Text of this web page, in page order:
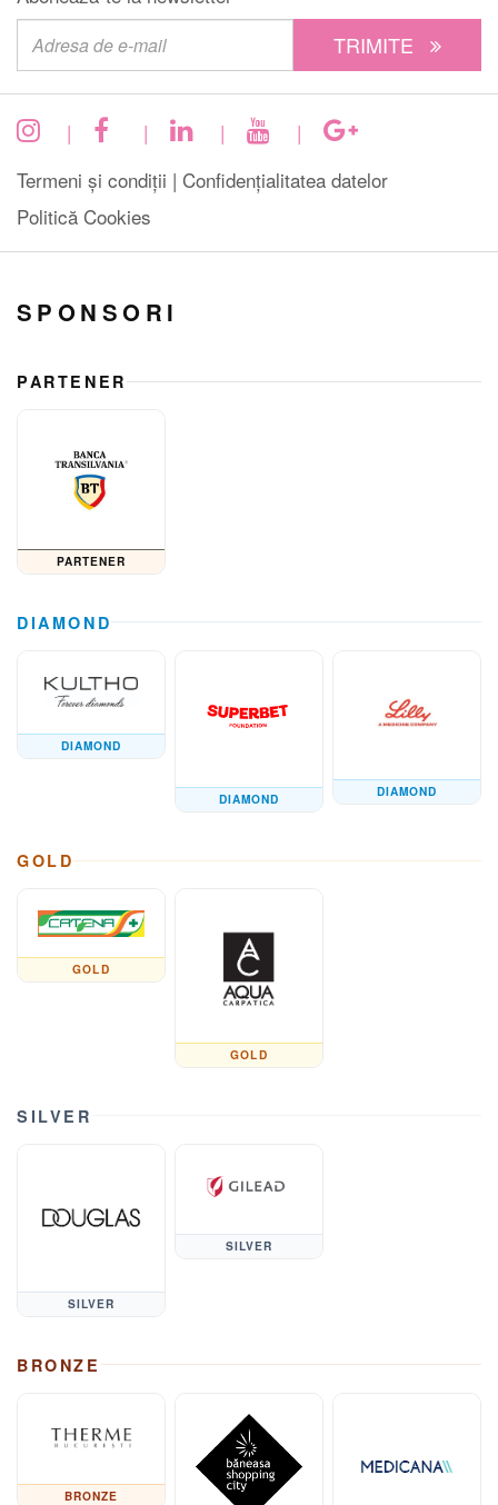
TRIMITE
| | |
|
Termeni și condiții | Confidențialitatea datelor
Politică Cookies
SPONSORI
PARTENER
PARTENER
DIAMOND
DIAMOND
DIAMOND
DIAMOND
GOLD
GOLD
GOLD
SILVER
SILVER
SILVER
BRONZE
BRONZE